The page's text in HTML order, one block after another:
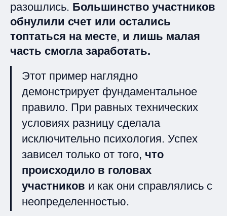
разошлись. Большинство участников
обнулили счет или остались
топтаться на месте, и лишь малая
часть смогла заработать.
Этот пример наглядно
демонстрирует фундаментальное
правило. При равных технических
условиях разницу сделала
исключительно психология. Успех
зависел только от того, что
происходило в головах
участников и как они справлялись с
неопределенностью.